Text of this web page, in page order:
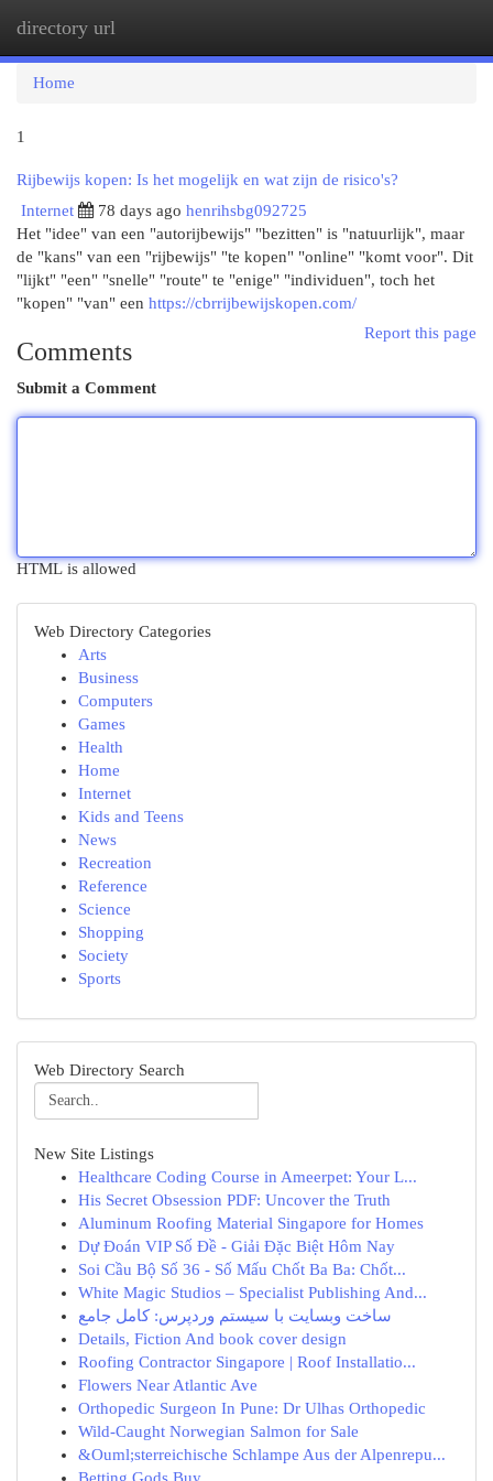
directory url
Home
1
Rijbewijs kopen: Is het mogelijk en wat zijn de risico's?
Internet
78 days ago henrihsbg092725
Het "idee" van een "autorijbewijs" "bezitten" is "natuurlijk", maar
de "kans" van een "rijbewijs" "te kopen" "online" "komt voor". Dit
"lijkt" "een" "snelle" "route" te "enige" "individuen", toch het
"kopen" "van" een https://cbrrijbewijskopen.com/
Report this page
Comments
Submit a Comment
HTML is allowed
Web Directory Categories
Arts
Business
Computers
Games
Health
Home
Internet
Kids and Teens
News
Recreation
Reference
Science
Shopping
Society
Sports
Web Directory Search
New Site Listings
Healthcare Coding Course in Ameerpet: Your L...
His Secret Obsession PDF: Uncover the Truth
Aluminum Roofing Material Singapore for Homes
Dự Đoán VIP Số Đề - Giải Đặc Biệt Hôm Nay
Soi Cầu Bộ Số 36 - Số Mấu Chốt Ba Ba: Chốt...
White Magic Studios – Specialist Publishing And...
ساخت وبسایت با سیستم وردپرس: کامل جامع
Details, Fiction And book cover design
Roofing Contractor Singapore | Roof Installatio...
Flowers Near Atlantic Ave
Orthopedic Surgeon In Pune: Dr Ulhas Orthopedic
Wild-Caught Norwegian Salmon for Sale
&Ouml;sterreichische Schlampe Aus der Alpenrepu...